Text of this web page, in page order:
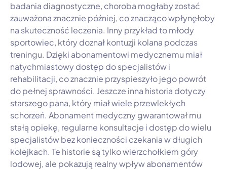
badania diagnostyczne, choroba mogłaby zostać
zauważona znacznie później, co znacząco wpłynęłoby
na skuteczność leczenia. Inny przykład to młody
sportowiec, który doznał kontuzji kolana podczas
treningu. Dzięki abonamentowi medycznemu miał
natychmiastowy dostęp do specjalistów i
rehabilitacji, co znacznie przyspieszyło jego powrót
do pełnej sprawności. Jeszcze inna historia dotyczy
starszego pana, który miał wiele przewlekłych
schorzeń. Abonament medyczny gwarantował mu
stałą opiekę, regularne konsultacje i dostęp do wielu
specjalistów bez konieczności czekania w długich
kolejkach. Te historie są tylko wierzchołkiem góry
lodowej, ale pokazują realny wpływ abonamentów